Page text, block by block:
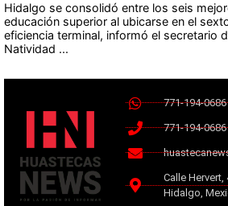
Hidalgo se consolidó entre los seis
educación superior al ubicarse en el
eficiencia terminal, informó el secretario
Natividad ...
771-194-0686
771-194-0686
Calle Hervert,
Hidalgo,